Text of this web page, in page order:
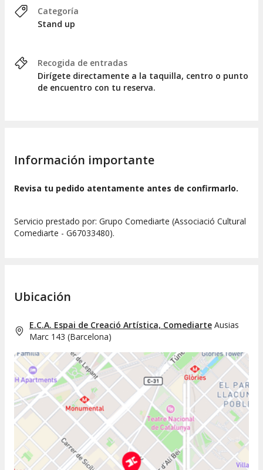
Categoría
Stand up
Recogida de entradas
Dirígete directamente a la taquilla, centro o punto
de encuentro con tu reserva.
Información importante
Revisa tu pedido atentamente antes de confirmarlo.
Servicio prestado por: Grupo Comediarte (Associació Cultural
Comediarte - G67033480).
Ubicación
E.C.A. Espai de Creació Artística, Comediarte Ausias
Marc 143 (Barcelona)